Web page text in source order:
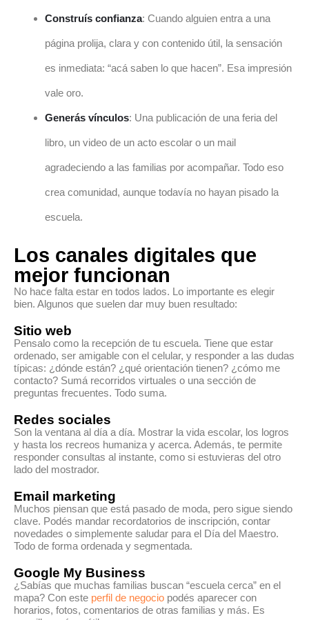
Construís confianza: Cuando alguien entra a una
página prolija, clara y con contenido útil, la sensación
es inmediata: “acá saben lo que hacen”. Esa impresión
vale oro.
Generás vínculos: Una publicación de una feria del
libro, un video de un acto escolar o un mail
agradeciendo a las familias por acompañar. Todo eso
crea comunidad, aunque todavía no hayan pisado la
escuela.
Los canales digitales que
mejor funcionan
No hace falta estar en todos lados. Lo importante es elegir
bien. Algunos que suelen dar muy buen resultado:
Sitio web
Pensalo como la recepción de tu escuela. Tiene que estar
ordenado, ser amigable con el celular, y responder a las dudas
típicas: ¿dónde están? ¿qué orientación tienen? ¿cómo me
contacto? Sumá recorridos virtuales o una sección de
preguntas frecuentes. Todo suma.
Redes sociales
Son la ventana al día a día. Mostrar la vida escolar, los logros
y hasta los recreos humaniza y acerca. Además, te permite
responder consultas al instante, como si estuvieras del otro
lado del mostrador.
Email marketing
Muchos piensan que está pasado de moda, pero sigue siendo
clave. Podés mandar recordatorios de inscripción, contar
novedades o simplemente saludar para el Día del Maestro.
Todo de forma ordenada y segmentada.
Google My Business
¿Sabías que muchas familias buscan “escuela cerca” en el
mapa? Con este perfil de negocio podés aparecer con
horarios, fotos, comentarios de otras familias y más. Es